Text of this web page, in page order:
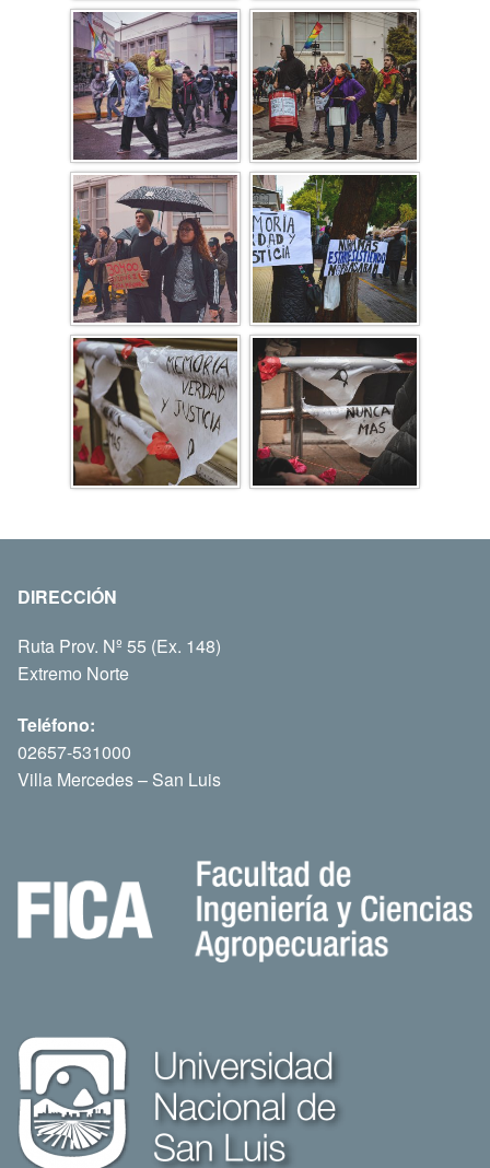
DIRECCIÓN
Ruta Prov. Nº 55 (Ex. 148)
Extremo Norte
Teléfono:
02657-531000
Villa Mercedes – San Luis